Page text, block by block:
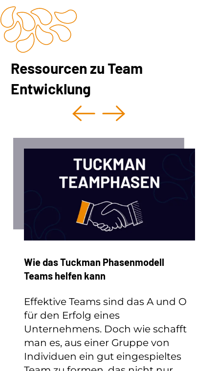
Ressourcen zu Team
Entwicklung
Wie das Tuckman Phasenmodell
Teams helfen kann
Effektive Teams sind das A und O
für den Erfolg eines
Unternehmens. Doch wie schafft
man es, aus einer Gruppe von
Individuen ein gut eingespieltes